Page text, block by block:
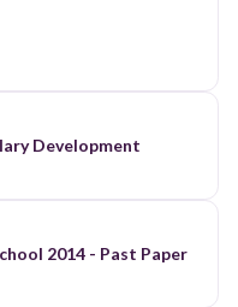
Development
2014 - Past Paper